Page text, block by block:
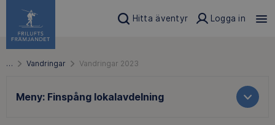
Hitta äventyr Logga in
… Vandringar Vandringar 2023
Meny: Finspång lokalavdelning